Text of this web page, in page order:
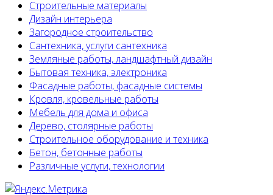
Строительные материалы
Дизайн интерьера
Загородное строительство
Сантехника, услуги сантехника
Земляные работы, ландшафтный дизайн
Бытовая техника, электроника
Фасадные работы, фасадные системы
Кровля, кровельные работы
Мебель для дома и офиса
Дерево, столярные работы
Строительное оборудование и техника
Бетон, бетонные работы
Различные услуги, технологии